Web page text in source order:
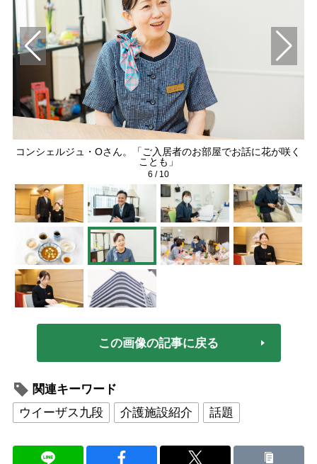
コンシェルジュ・Oさん。「ご入居者のお部屋でお話に花が咲く
ことも」
6 / 10
この画像の記事に戻る
関連キーワード
ウイーザス九段
介護施設紹介 話題